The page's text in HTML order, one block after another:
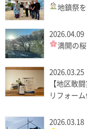
地鎮祭
2026.04.09
満開の桜
2026.03.25
【地区敢
リフォー
2026.03.18